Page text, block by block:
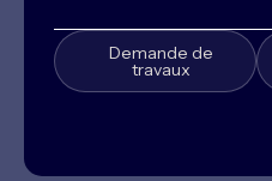
Demande de
travaux